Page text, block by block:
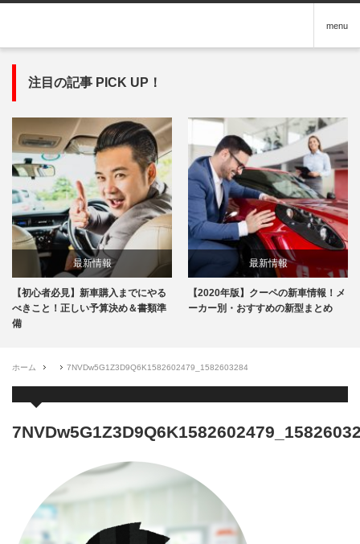
menu
注目の記事 PICK UP！
最新情報
【初心者必見】新車購入までにやる
べきこと！正しい予算決め＆書類準
備
最新情報
【2020年版】クーペの新車情報！メ
ーカー別・おすすめの新型まとめ
ホーム 7NVDw5G1Z3D9Q6K1582602479_1582603284